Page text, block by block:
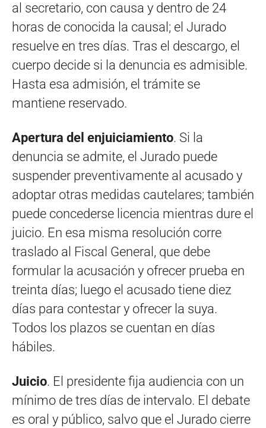
al secretario, con causa y dentro de 24
horas de conocida la causal; el Jurado
resuelve en tres días. Tras el descargo, el
cuerpo decide si la denuncia es admisible.
Hasta esa admisión, el trámite se
mantiene reservado.
Apertura del enjuiciamiento. Si la
denuncia se admite, el Jurado puede
suspender preventivamente al acusado y
adoptar otras medidas cautelares; también
puede concederse licencia mientras dure el
juicio. En esa misma resolución corre
traslado al Fiscal General, que debe
formular la acusación y ofrecer prueba en
treinta días; luego el acusado tiene diez
días para contestar y ofrecer la suya.
Todos los plazos se cuentan en días
hábiles.
Juicio. El presidente fija audiencia con un
mínimo de tres días de intervalo. El debate
es oral y público, salvo que el Jurado cierre